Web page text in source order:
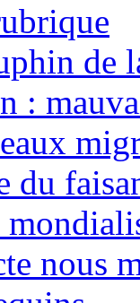
de
:
du
nous